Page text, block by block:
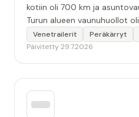
kotiin oli 700 km ja
Turun alueen vaunuhuollot
asentajien kädet täynnä
neuvoi olemaan yhteydessä
jarrurummut jarrukenkineen.
Venetrailerit Peräkärryt
Päivitetty 29.7.2026